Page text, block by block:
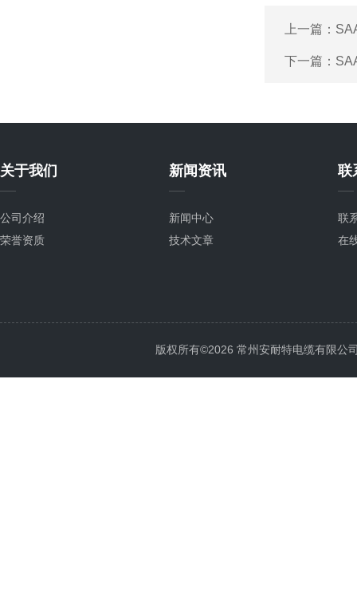
上一篇：
下一篇：
关于我们
公司介绍
荣誉资质
新闻资讯
新闻中心
技术文章
联
联
在
版权所有©2026 常州安耐特电缆有限